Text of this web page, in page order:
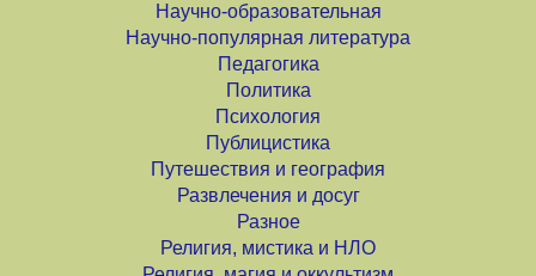
Научно-образовательная
Научно-популярная литература
Педагогика
Политика
Психология
Публицистика
Путешествия и география
Развлечения и досуг
Разное
Религия, мистика и НЛО